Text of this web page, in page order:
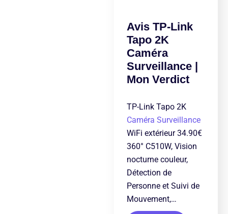
Avis TP-Link
Tapo 2K
Caméra
Surveillance |
Mon Verdict
TP-Link Tapo 2K
Caméra Surveillance
WiFi extérieur 34.90€
360° C510W, Vision
nocturne couleur,
Détection de
Personne et Suivi de
Mouvement,…